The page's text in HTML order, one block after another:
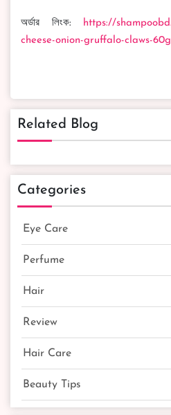
অর্ডার লিংক: https://
cheese-onion-gruffalo-claws-
Related Blog
Categories
Eye Care
Perfume
Hair
Review
Hair Care
Beauty Tips